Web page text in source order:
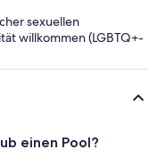
sexuellen
willkommen (LGBTQ+-
einen Pool?